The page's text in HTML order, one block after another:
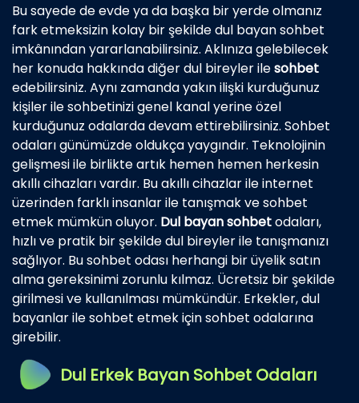
Bu sayede de evde ya da başka bir yerde olmanız
fark etmeksizin kolay bir şekilde dul bayan sohbet
imkânından yararlanabilirsiniz. Aklınıza gelebilecek
her konuda hakkında diğer dul bireyler ilesohbet
edebilirsiniz. Aynı zamanda yakın ilişki kurduğunuz
kişiler ile sohbetinizi genel kanal yerine özel
kurduğunuz odalarda devam ettirebilirsiniz. Sohbet
odaları günümüzde oldukça yaygındır. Teknolojinin
gelişmesi ile birlikte artık hemen hemen herkesin
akıllı cihazları vardır. Bu akıllı cihazlar ile internet
üzerinden farklı insanlar ile tanışmak ve sohbet
etmek mümkün oluyor. Dul bayan sohbetodaları,
hızlı ve pratik bir şekilde dul bireyler ile tanışmanızı
sağlıyor. Bu sohbet odası herhangi bir üyelik satın
alma gereksinimi zorunlu kılmaz. Ücretsiz bir şekilde
girilmesi ve kullanılması mümkündür. Erkekler, dul
bayanlar ile sohbet etmek için sohbet odalarına
girebilir.
Dul Erkek Bayan Sohbet Odaları